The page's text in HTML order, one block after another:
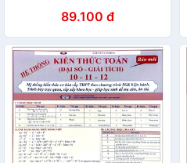
89.100 đ